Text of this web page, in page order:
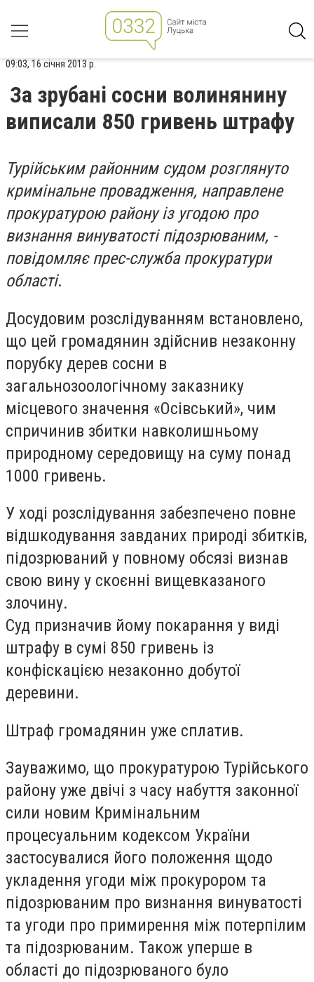
09:03, 16 січня 2013 р.
За зрубані сосни волинянину
виписали 850 гривень штрафу
Турійським районним судом розглянуто
кримінальне провадження, направлене
прокуратурою району із угодою про
визнання винуватості підозрюваним, -
повідомляє прес-служба прокуратури
області.
Досудовим розслідуванням встановлено,
що цей громадянин здійснив незаконну
порубку дерев сосни в
загальнозоологічному заказнику
місцевого значення «Осівський», чим
спричинив збитки навколишньому
природному середовищу на суму понад
1000 гривень.
У ході розслідування забезпечено повне
відшкодування завданих природі збитків,
підозрюваний у повному обсязі визнав
свою вину у скоєнні вищевказаного
злочину.
Суд призначив йому покарання у виді
штрафу в сумі 850 гривень із
конфіскацією незаконно добутої
деревини.
Штраф громадянин уже сплатив.
Зауважимо, що прокуратурою Турійського
району уже двічі з часу набуття законної
сили новим Кримінальним
процесуальним кодексом України
застосувалися його положення щодо
укладення угоди між прокурором та
підозрюваним про визнання винуватості
та угоди про примирення між потерпілим
та підозрюваним. Також уперше в
області до підозрюваного було